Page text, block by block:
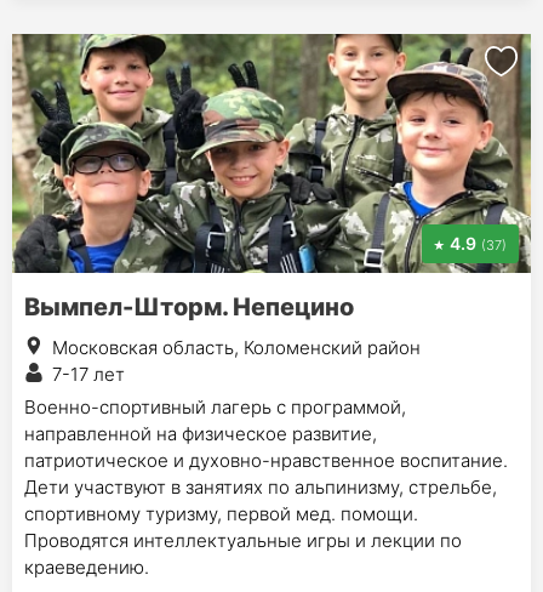
4.9 (37)
Вымпел-Шторм. Непецино
Московская область, Коломенский район
7-17 лет
Военно-спортивный лагерь с программой,
направленной на физическое развитие,
патриотическое и духовно-нравственное воспитание.
Дети участвуют в занятиях по альпинизму, стрельбе,
спортивному туризму, первой мед. помощи.
Проводятся интеллектуальные игры и лекции по
краеведению.